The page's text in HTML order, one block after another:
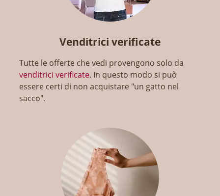
Venditrici verificate
Tutte le offerte che vedi provengono solo da
venditrici verificate. In questo modo si può
essere certi di non acquistare "un gatto nel
sacco".